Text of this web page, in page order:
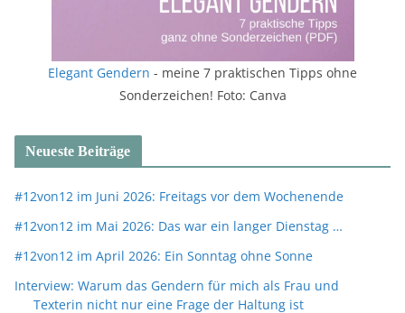
Elegant Gendern - meine 7 praktischen Tipps ohne
Sonderzeichen! Foto: Canva
Neueste Beiträge
#12von12 im Juni 2026: Freitags vor dem Wochenende
#12von12 im Mai 2026: Das war ein langer Dienstag …
#12von12 im April 2026: Ein Sonntag ohne Sonne
Interview: Warum das Gendern für mich als Frau und
Texterin nicht nur eine Frage der Haltung ist